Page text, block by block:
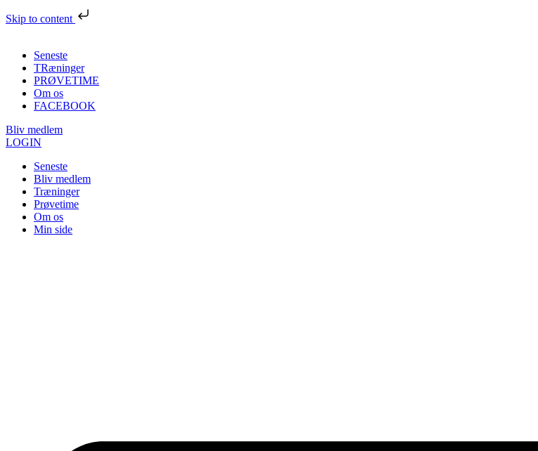
Skip to content
Seneste
TRæninger
PRØVETIME
Om os
FACEBOOK
Bliv medlem
LOGIN
Seneste
Bliv medlem
Træninger
Prøvetime
Om os
Min side